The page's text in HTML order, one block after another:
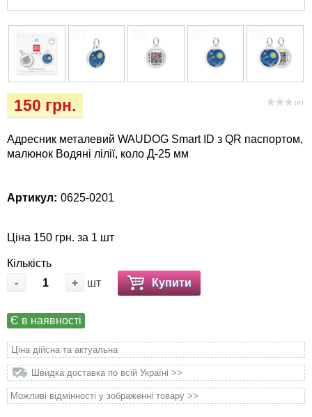
( 0 )
150 грн.
Адресник металевий WAUDOG Smart ID з QR паспортом,
малюнок Водяні лілії, коло Д-25 мм
Артикул: 0625-0201
Ціна 150 грн. за 1 шт
Кількість
-
+ шт Купити
Є в наявності
Ціна дійсна та актуальна
Швидка доставка по всій Україні >>
Можливі відмінності у зображенні товару >>
Ласощі та корма
собак
Лежаки, будиночки, охолоджуючи
Одяг та взуття
Перенесення, сумки, клітини
Післяопераційні засоби та витратні
матеріали
Подарункові сертифікати
Товари для голубів
Товари для гризунів
Товари для коней